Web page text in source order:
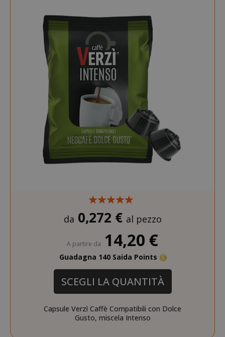
da 0,272 € al pezzo
A partire da 14,20 €
Guadagna 140 Saida Points
SCEGLI LA QUANTITÀ
Capsule Verzì Caffè Compatibili con Dolce
Gusto, miscela Intenso
mage-cache-sessid
mage-cache-storage